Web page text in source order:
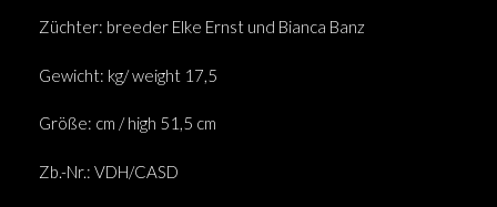
Züchter: breeder Elke Ernst und Bianca Banz
Gewicht: kg/ weight 17,5
Größe: cm / high 51,5 cm
Zb.-Nr.: VDH/CASD